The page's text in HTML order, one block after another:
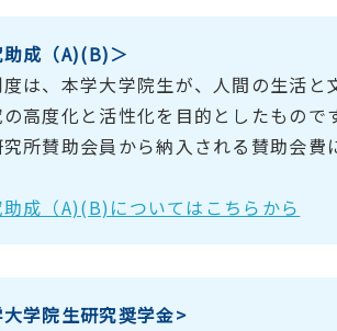
成（A)(B)＞
は、本学大学院生が、人間の生活
高度化と活性化を目的としたものです
所賛助会員から納入される賛助会費
成（A)(B)についてはこちらから
学院生研究奨学金>